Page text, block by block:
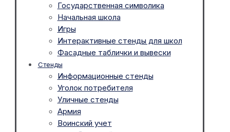
Государственная символика
Начальная школа
Игры
Интерактивные стенды для школ
Фасадные таблички и вывески
Стенды
Информационные стенды
Уголок потребителя
Уличные стенды
Армия
Воинский учет